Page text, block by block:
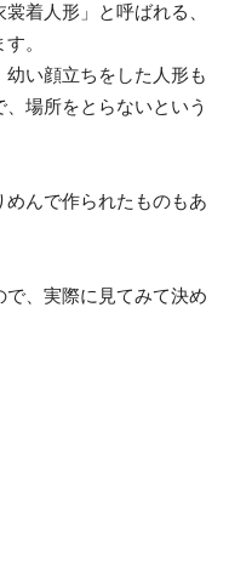
着人形」と呼ばれる、
。
い顔立ちをした人形も
場所をとらないという
めんで作られたものもあ
、実際に見てみて決め